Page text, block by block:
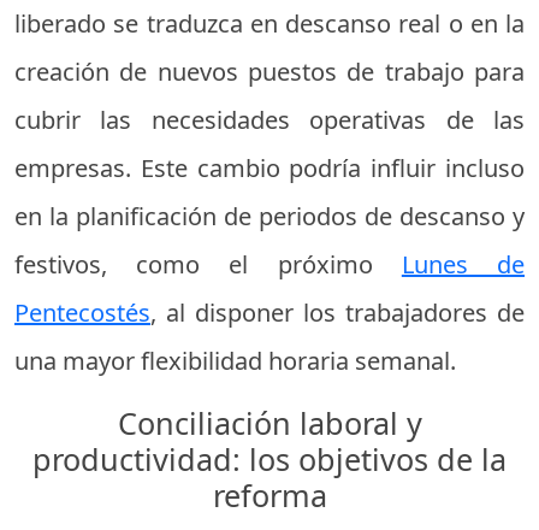
liberado se traduzca en descanso real o en la
creación de nuevos puestos de trabajo para
cubrir las necesidades operativas de las
empresas. Este cambio podría influir incluso
en la planificación de periodos de descanso y
festivos, como el próximo Lunes de
Pentecostés, al disponer los trabajadores de
una mayor flexibilidad horaria semanal.
Conciliación laboral y
productividad: los objetivos de la
reforma